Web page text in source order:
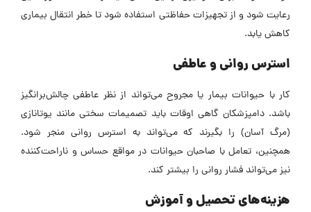
رعایت شود و از تجهیزات حفاظتی استفاده شود تا خطر انتقال بیماری
کاهش یابد.
استرس روانی و عاطفی
کار با حیوانات بیمار یا مجروح می‌تواند از نظر عاطفی چالش‌برانگیز
باشد. دامپزشکان گاهی اوقات باید تصمیمات سختی مانند یوتانازی
(مرگ آسان) را بگیرند که می‌تواند به استرس روانی منجر شود.
همچنین، تعامل با صاحبان حیوانات در مواقع حساس و ناراحت‌کننده
نیز می‌تواند فشار روانی را بیشتر کند.
هزینه‌های تحصیل و آموزش